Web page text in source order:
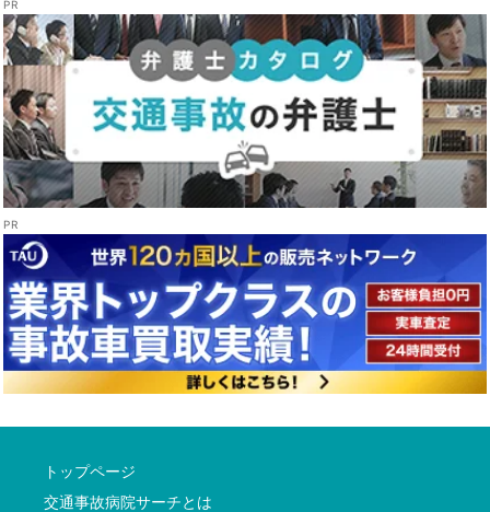
トップページ
交通事故病院サーチとは